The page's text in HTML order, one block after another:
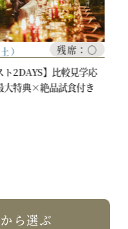
土）
残席：○
ト2DAYS】比較見学応
特典×絶品試食付き
ら選ぶ